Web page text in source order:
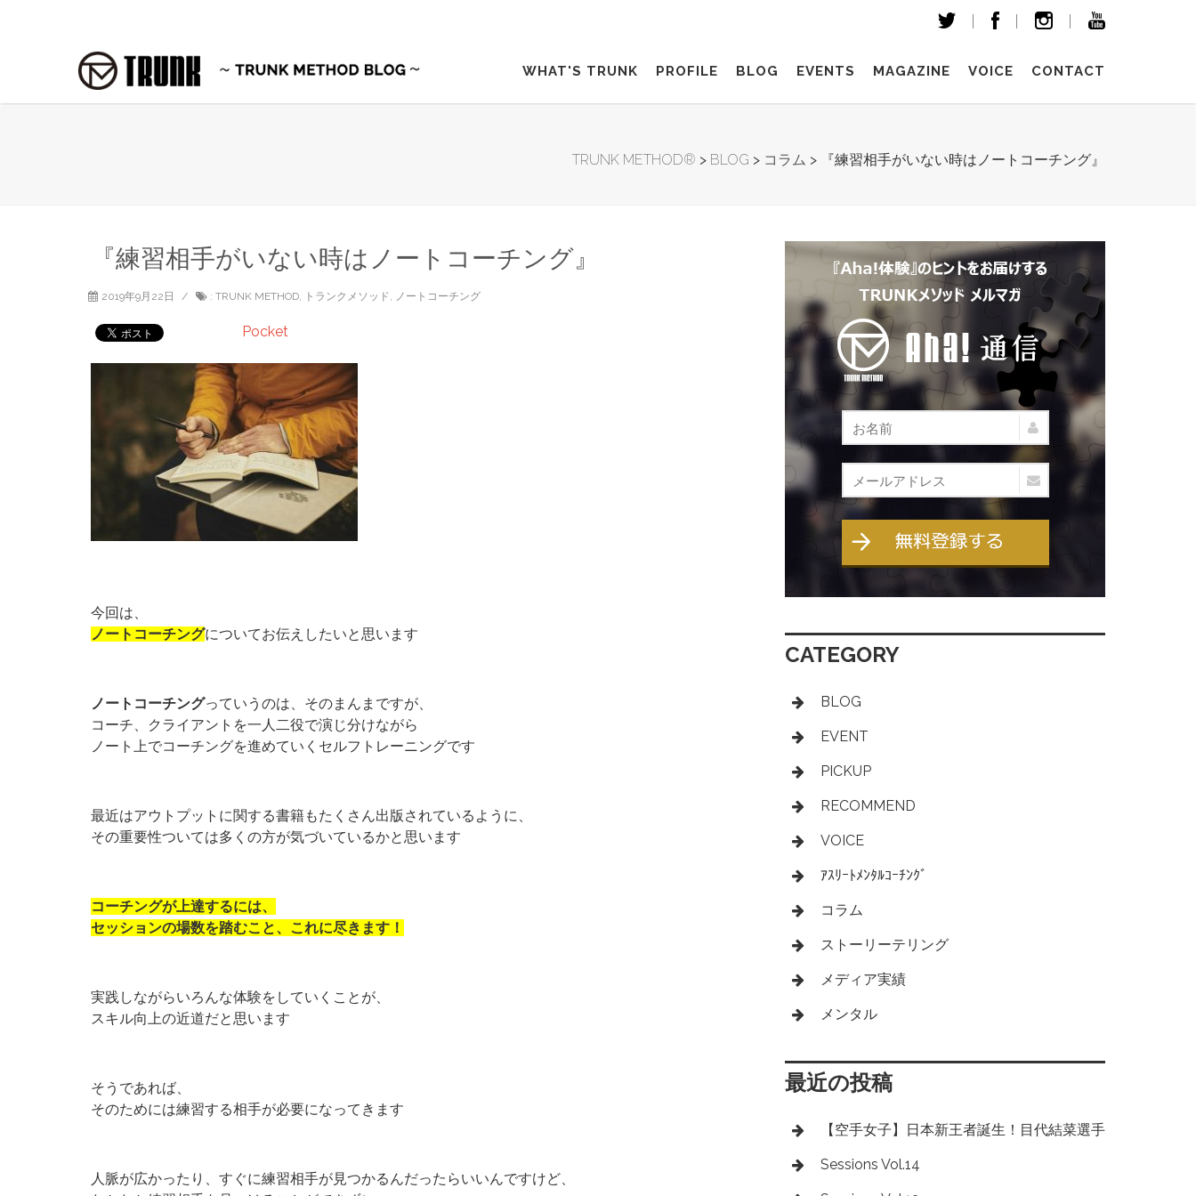
WHAT'S TRUNK PROFILE BLOG EVENTS MAGAZINE VOICE CONTACT
TRUNK METHOD®︎ > BLOG > コラム > 『練習相手がいない時はノートコーチング』
『練習相手がいない時はノートコーチング』
2019年9月22日 : TRUNK METHOD, トランクメソッド, ノートコーチング
Pocket
今回は、
ノートコーチングについてお伝えしたいと思います
ノートコーチングっていうのは、そのまんまですが、
コーチ、クライアントを一人二役で演じ分けながら
ノート上でコーチングを進めていくセルフトレーニングです
最近はアウトプットに関する書籍もたくさん出版されているように
その重要性ついては多くの方が気づいているかと思います
コーチングが上達するには、
セッションの場数を踏むこと、これに尽きます！
実践しながらいろんな体験をしていくことが、
スキル向上の近道だと思います
そうであれば、
そのためには練習する相手が必要になってきます
人脈が広かったり、すぐに練習相手が見つかるんだったらいいんですけど、
CATEGORY
BLOG
EVENT
PICKUP
RECOMMEND
VOICE
ｱｽﾘｰﾄﾒﾝﾀﾙｺｰﾁﾝｸﾞ
コラム
ストーリーテリング
メディア実績
メンタル
最近の投稿
【空手女子】日本新王者誕生！目代結菜選手
Sessions Vol.14